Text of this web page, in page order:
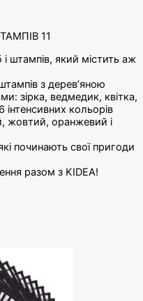
11
штампів, який містить аж
з дерев’яною
зірка, ведмедик, квітка,
кольорів
жовтий, оранжевий і
починають свої пригоди
разом з KIDEA!